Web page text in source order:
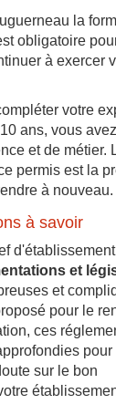
la
obligatoire
à exercer
votre
ans, vous
et de métier.
permis est la
à nouveau.
à savoir
et
et
pour le
ces
sur le bon